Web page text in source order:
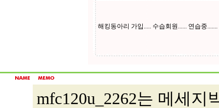
mfc120u_2262는 메세